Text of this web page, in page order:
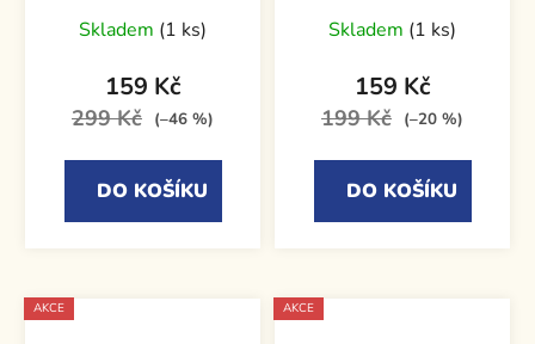
Skladem (1 ks)
159 Kč
299 Kč (–46 %)
DO KOŠÍKU
Skladem (1 ks)
159 Kč
199 Kč (–20 %)
DO KOŠÍKU
AKCE AKCE